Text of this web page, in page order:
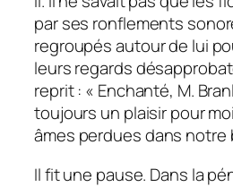
par ses ronflements
regroupés autour de lui
leurs regards
reprit : « Enchanté, M.
toujours un plaisir pour
âmes perdues dans notre
Il fit une pause. Dans la